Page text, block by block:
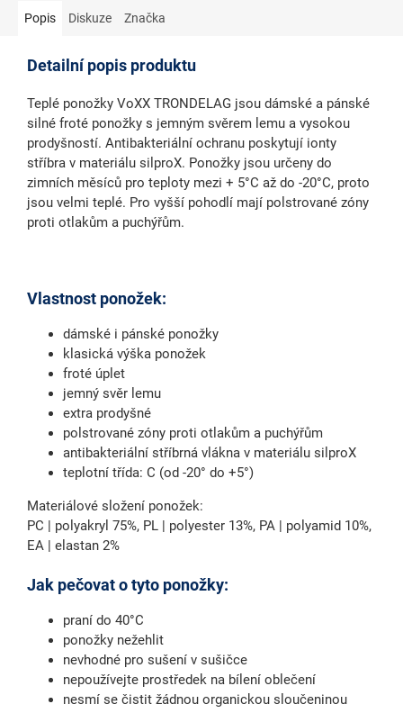
Popis Diskuze Značka
Detailní popis produktu
Teplé ponožky VoXX TRONDELAG jsou dámské a pánské
silné froté ponožky s jemným svěrem lemu a vysokou
prodyšností. Antibakteriální ochranu poskytují ionty
stříbra v materiálu silproX. Ponožky jsou určeny do
zimních měsíců pro teploty mezi + 5°C až do -20°C, proto
jsou velmi teplé. Pro vyšší pohodlí mají polstrované zóny
proti otlakům a puchýřům.
Vlastnost ponožek:
dámské i pánské ponožky
klasická výška ponožek
froté úplet
jemný svěr lemu
extra prodyšné
polstrované zóny proti otlakům a puchýřům
antibakteriální stříbrná vlákna v materiálu silproX
teplotní třída: C (od -20° do +5°)
Materiálové složení ponožek:
PC | polyakryl 75%, PL | polyester 13%, PA | polyamid 10%,
EA | elastan 2%
Jak pečovat o tyto ponožky:
praní do 40°C
ponožky nežehlit
nevhodné pro sušení v sušičce
nepoužívejte prostředek na bílení oblečení
nesmí se čistit žádnou organickou sloučeninou